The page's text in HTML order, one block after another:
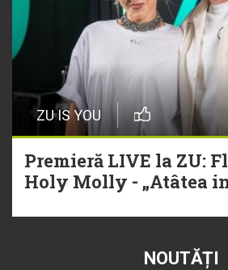
ZU IS YOU
Premieră LIVE la ZU:
Holy Molly - „Atâtea
NOUTĂȚI